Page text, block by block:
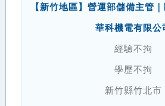
華科機電有限公
經驗不拘
學歷不拘
新竹縣竹北市